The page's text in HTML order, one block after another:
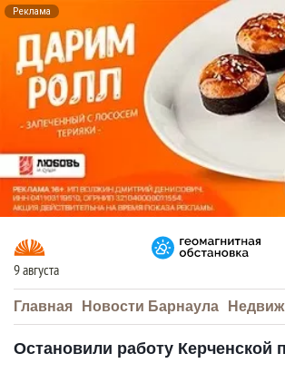
Реклама
9 августа
Главная Новости Барнаула
Остановили работу Керченской